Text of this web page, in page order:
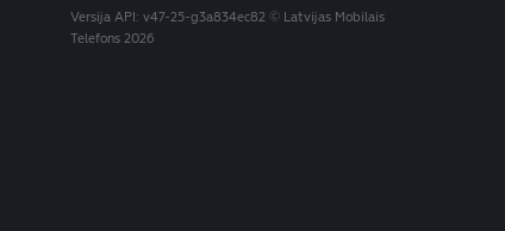
Versija API: v47-25-g3a834ec82© Latvijas Mobilais
Telefons 2026